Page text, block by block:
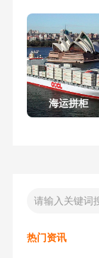
海运拼柜
热门资讯